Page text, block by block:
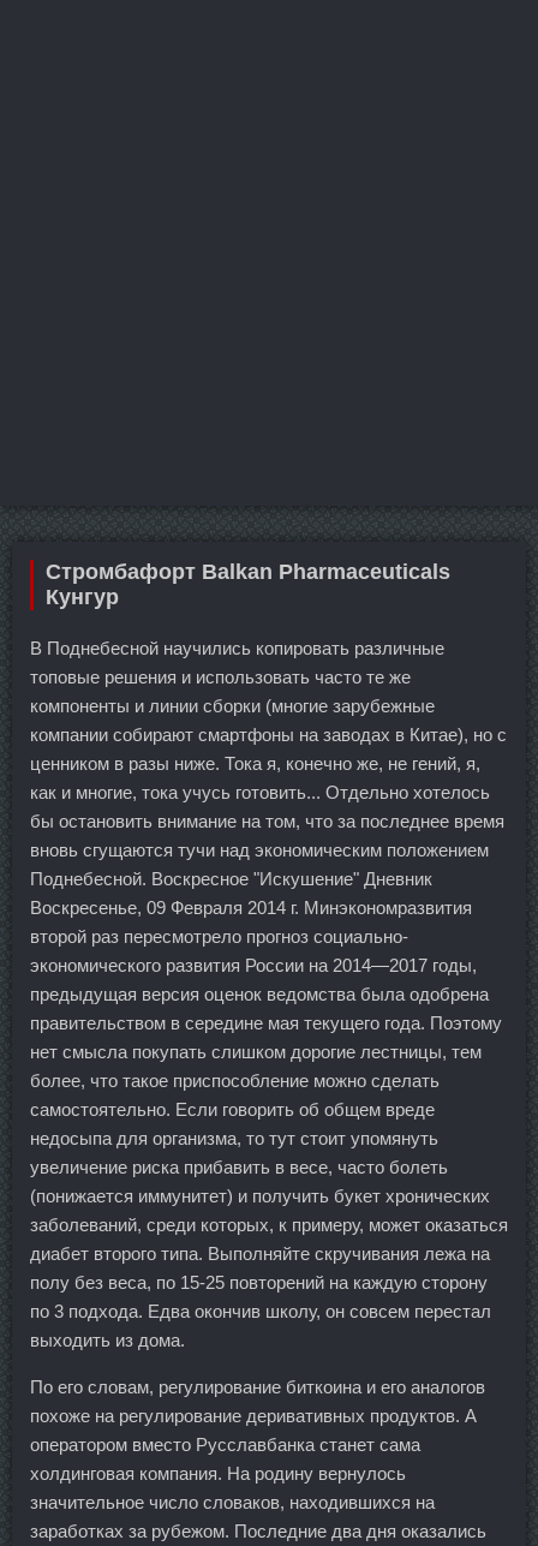
Стромбафорт Balkan Pharmaceuticals
Кунгур
В Поднебесной научились копировать различные
топовые решения и использовать часто те же
компоненты и линии сборки (многие зарубежные
компании собирают смартфоны на заводах в Китае), но с
ценником в разы ниже. Тока я, конечно же, не гений, я,
как и многие, тока учусь готовить... Отдельно хотелось
бы остановить внимание на том, что за последнее время
вновь сгущаются тучи над экономическим положением
Поднебесной. Воскресное "Искушение" Дневник
Воскресенье, 09 Февраля 2014 г. Минэкономразвития
второй раз пересмотрело прогноз социально-
экономического развития России на 2014—2017 годы,
предыдущая версия оценок ведомства была одобрена
правительством в середине мая текущего года. Поэтому
нет смысла покупать слишком дорогие лестницы, тем
более, что такое приспособление можно сделать
самостоятельно. Если говорить об общем вреде
недосыпа для организма, то тут стоит упомянуть
увеличение риска прибавить в весе, часто болеть
(понижается иммунитет) и получить букет хронических
заболеваний, среди которых, к примеру, может оказаться
диабет второго типа. Выполняйте скручивания лежа на
полу без веса, по 15-25 повторений на каждую сторону
по 3 подхода. Едва окончив школу, он совсем перестал
выходить из дома.
По его словам, регулирование биткоина и его аналогов
похоже на регулирование деривативных продуктов. А
оператором вместо Русславбанка станет сама
холдинговая компания. На родину вернулось
значительное число словаков, находившихся на
заработках за рубежом. Последние два дня оказались